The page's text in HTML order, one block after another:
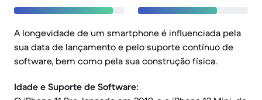
A longevidade de um smartphone é influenciada pela
sua data de lançamento e pelo suporte contínuo de
software, bem como pela sua construção física.
Idade e Suporte de Software: